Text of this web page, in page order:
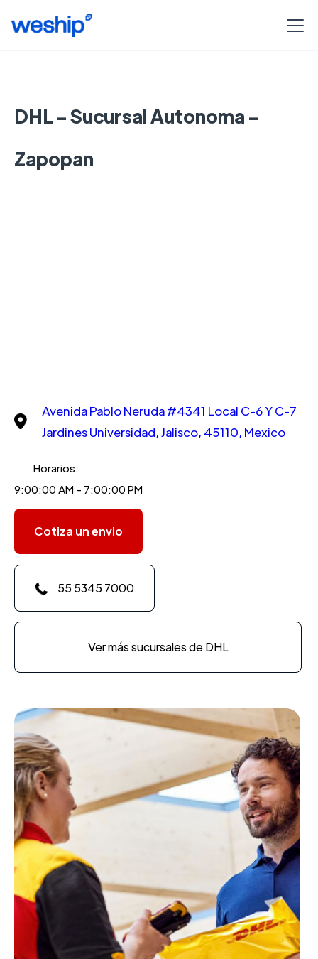
DHL - Sucursal Autonoma -
Zapopan
Avenida Pablo Neruda #4341 Local C-6 Y C-7
Jardines Universidad, Jalisco, 45110, Mexico
Horarios:
9:00:00 AM - 7:00:00 PM
Cotiza un envio
55 5345 7000
Ver más sucursales de DHL